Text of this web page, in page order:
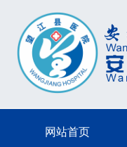
网站首页